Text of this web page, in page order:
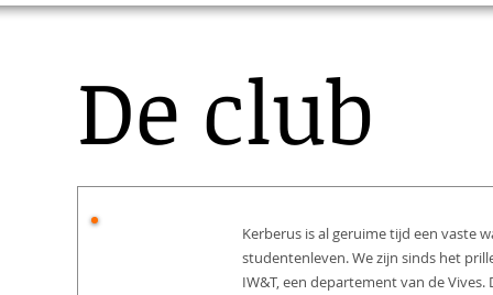
De club
Kerberus is al geruime tijd een vaste
studentenleven. We zijn sinds het
IW&T, een departement van de